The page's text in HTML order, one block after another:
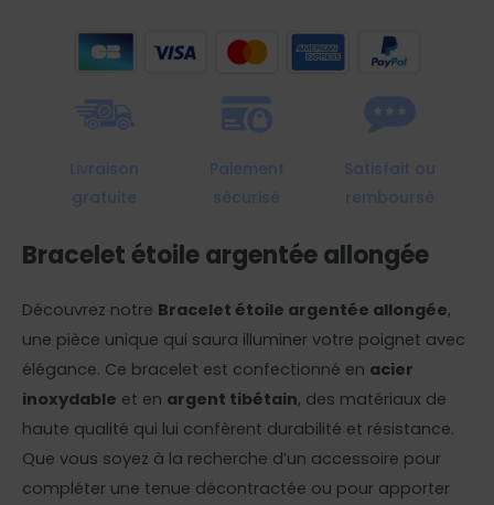
allongée
Livraison
gratuite
Paiement
sécurisé
Satisfait ou
remboursé
Bracelet étoile argentée allongée
Découvrez notre Bracelet étoile argentée allongée,
une pièce unique qui saura illuminer votre poignet avec
élégance. Ce bracelet est confectionné en acier
inoxydable et en argent tibétain, des matériaux de
haute qualité qui lui confèrent durabilité et résistance.
Que vous soyez à la recherche d’un accessoire pour
compléter une tenue décontractée ou pour apporter